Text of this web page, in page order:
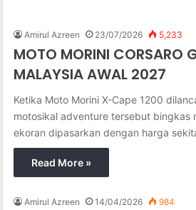
Amirul Azreen 23/07/2026 5,233
MOTO MORINI CORSARO
MALAYSIA AWAL 2027
Ketika Moto Morini X-Cape 1200
motosikal adventure tersebut bingkas
ekoran dipasarkan dengan harga
Read More »
Amirul Azreen 14/04/2026 984